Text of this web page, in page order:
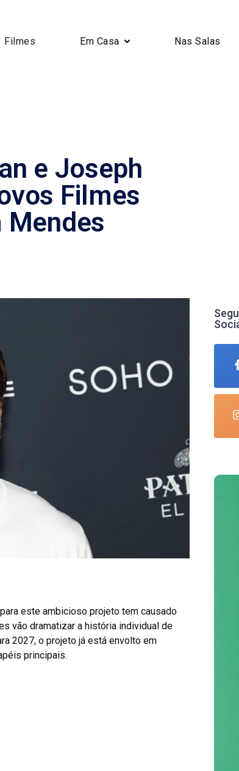
Filmes Em Casa Nas Salas
e Joseph
Filmes
Mendes
este ambicioso projeto tem causado
vão dramatizar a história individual de
2027, o projeto já está envolto em
principais.
Universal torna-se o
primeiro estúdio a